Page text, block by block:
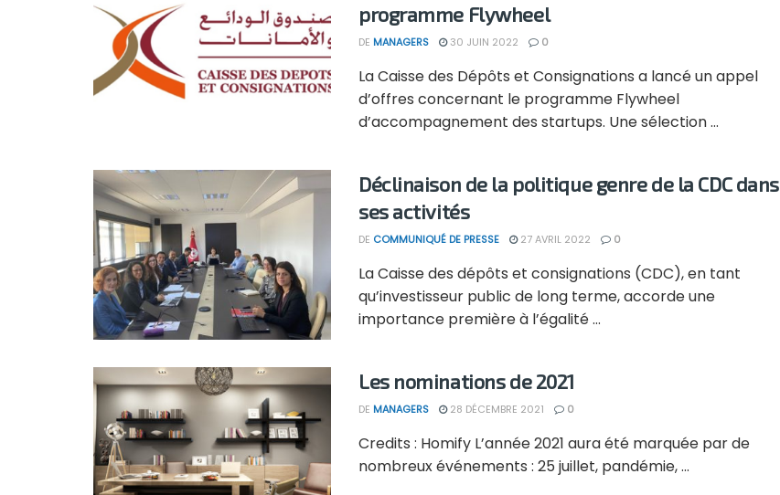
programme Flywheel
DE MANAGERS 30 JUIN 2022 0
La Caisse des Dépôts et Consignations a lancé un appel
d’offres concernant le programme Flywheel
d’accompagnement des startups. Une sélection ...
Déclinaison de la politique genre de la CDC dans
ses activités
DE COMMUNIQUÉ DE PRESSE 27 AVRIL 2022 0
La Caisse des dépôts et consignations (CDC), en tant
qu’investisseur public de long terme, accorde une
importance première à l’égalité ...
Les nominations de 2021
DE MANAGERS 28 DÉCEMBRE 2021 0
Credits : Homify L’année 2021 aura été marquée par de
nombreux événements : 25 juillet, pandémie, ...